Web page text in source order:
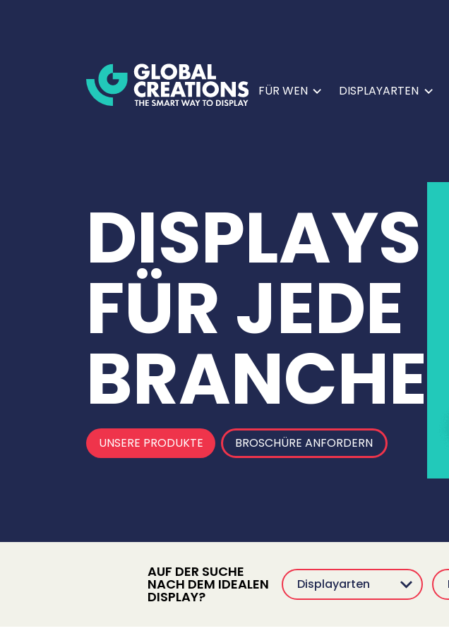
FÜR WEN DISPLAYARTEN
DISPLAYS
FÜR JEDE
BRANCHE
UNSERE PRODUKTE BROSCHÜRE ANFORDERN
AUF DER SUCHE
NACH DEM IDEALEN
DISPLAY?